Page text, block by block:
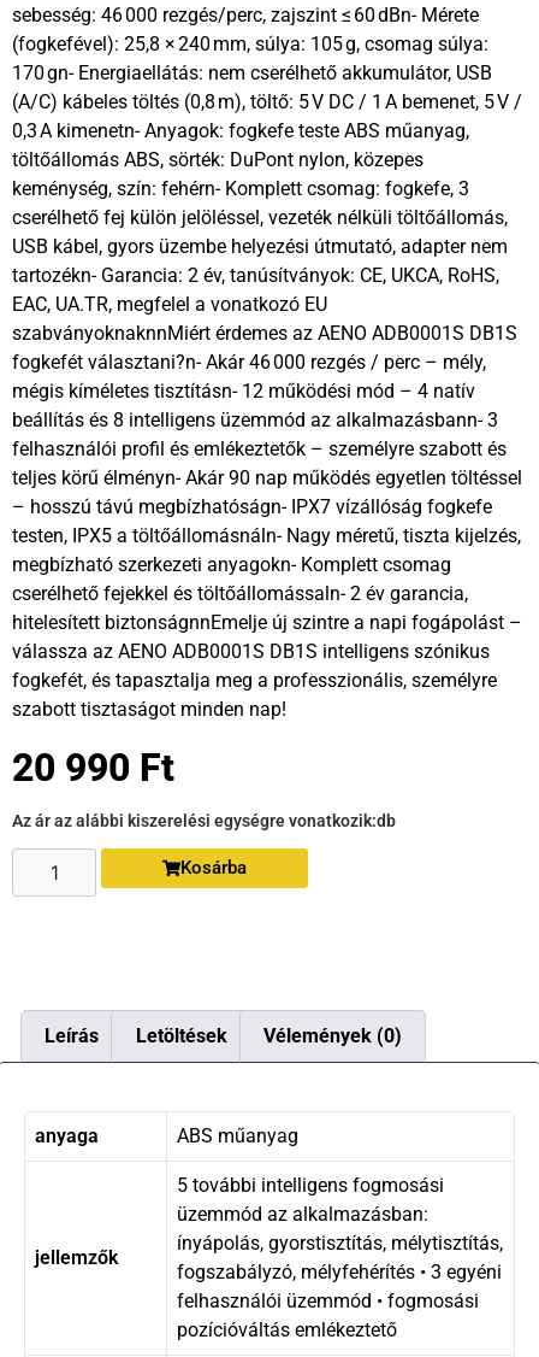
sebesség: 46 000 rezgés/perc, zajszint ≤ 60 dBn- Mérete
(fogkefével): 25,8 × 240 mm, súlya: 105 g, csomag súlya:
170 gn- Energiaellátás: nem cserélhető akkumulátor, USB
(A/C) kábeles töltés (0,8 m), töltő: 5 V DC / 1 A bemenet, 5 V /
0,3 A kimenetn- Anyagok: fogkefe teste ABS műanyag,
töltőállomás ABS, sörték: DuPont nylon, közepes
keménység, szín: fehérn- Komplett csomag: fogkefe, 3
cserélhető fej külön jelöléssel, vezeték nélküli töltőállomás,
USB kábel, gyors üzembe helyezési útmutató, adapter nem
tartozékn- Garancia: 2 év, tanúsítványok: CE, UKCA, RoHS,
EAC, UA.TR, megfelel a vonatkozó EU
szabványoknaknnMiért érdemes az AENO ADB0001S DB1S
fogkefét választani?n- Akár 46 000 rezgés / perc – mély,
mégis kíméletes tisztításn- 12 működési mód – 4 natív
beállítás és 8 intelligens üzemmód az alkalmazásbann- 3
felhasználói profil és emlékeztetők – személyre szabott és
teljes körű élményn- Akár 90 nap működés egyetlen töltéssel
– hosszú távú megbízhatóságn- IPX7 vízállóság fogkefe
testen, IPX5 a töltőállomásnáln- Nagy méretű, tiszta kijelzés,
megbízható szerkezeti anyagokn- Komplett csomag
cserélhető fejekkel és töltőállomássaln- 2 év garancia,
hitelesített biztonságnnEmelje új szintre a napi fogápolást –
válassza az AENO ADB0001S DB1S intelligens szónikus
fogkefét, és tapasztalja meg a professzionális, személyre
szabott tisztaságot minden nap!
20 990 Ft
Az ár az alábbi kiszerelési egységre vonatkozik:db
Kosárba
Leírás Letöltések Vélemények (0)
anyaga ABS műanyag
jellemzők
5 további intelligens fogmosási
üzemmód az alkalmazásban:
ínyápolás, gyorstisztítás, mélytisztítás,
fogszabályzó, mélyfehérítés • 3 egyéni
felhasználói üzemmód • fogmosási
pozícióváltás emlékeztető